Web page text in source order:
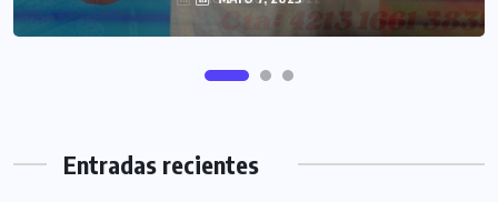
Entradas recientes